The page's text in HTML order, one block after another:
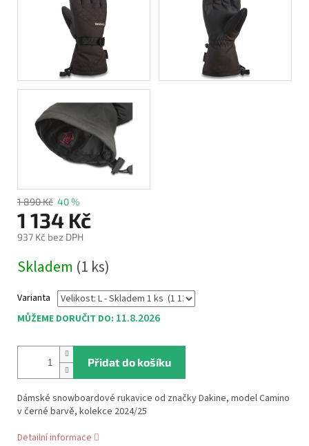
1 890 Kč 40 %
1 134 Kč
937 Kč bez DPH
cena:
Skladem (1 ks)
Varianta
MŮŽEME DORUČIT DO: 11.8.2026
Přidat do košíku
Dámské snowboardové rukavice od značky Dakine, model Camino
v černé barvě, kolekce 2024/25
Detailní informace